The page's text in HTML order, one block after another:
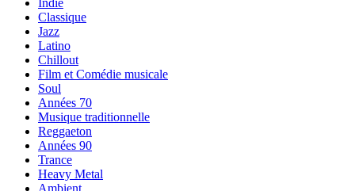
Indie
Classique
Jazz
Latino
Chillout
Film et Comédie musicale
Soul
Années 70
Musique traditionnelle
Reggaeton
Années 90
Trance
Heavy Metal